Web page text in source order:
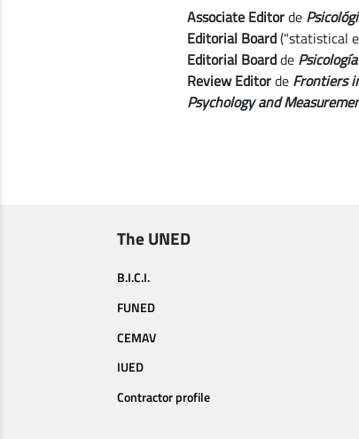
Associate Editorde
Editorial Board("statistical
Editorial Boardde
Review Editorde Frontiers
Psychology and
The UNED
B.I.C.I.
FUNED
CEMAV
IUED
Contractor profile